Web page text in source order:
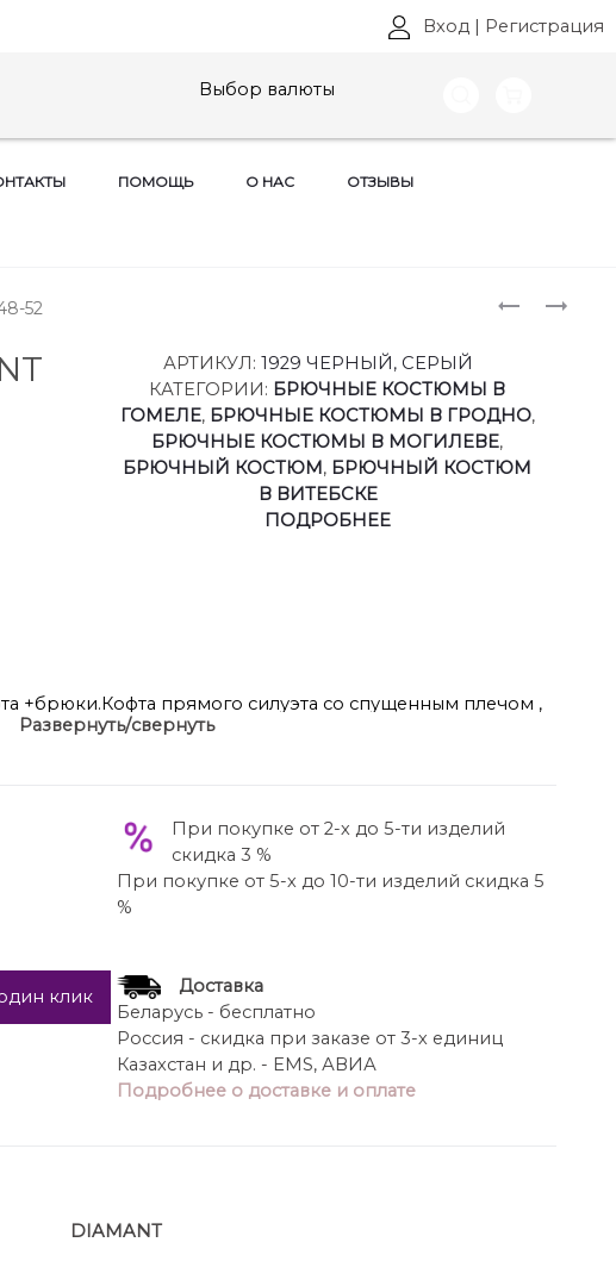
Вход | Регистрация
Выбор валюты
ПОМОЩЬ О НАС ОТЗЫВЫ
52
52
52
АРТИКУЛ:1929 ЧЕРНЫЙ, СЕРЫЙ
КАТЕГОРИИ: БРЮЧНЫЕ КОСТЮМЫ В
ГОМЕЛЕ, БРЮЧНЫЕ КОСТЮМЫ В ГРОДНО,
БРЮЧНЫЕ КОСТЮМЫ В МОГИЛЕВЕ,
БРЮЧНЫЙ КОСТЮМ, БРЮЧНЫЙ КОСТЮМ
В ВИТЕБСКЕ
ПОДРОБНЕЕ
+брюки.Кофта прямого силуэта со спущенным плечом ,
манжетом, по низу изделия притачной пояс.
рельефы. Брюки прямые,верхний срез обработан
карманы.
Развернуть/свернуть
клик
При покупке от 2-х до 5-ти изделий
скидка 3 %
При покупке от 5-х до 10-ти изделий скидка 5
%
Доставка
Беларусь - бесплатно
Россия - скидка при заказе от 3-х единиц
Казахстан и др. - EMS, АВИА
Подробнее о доставке и оплате
DIAMANT